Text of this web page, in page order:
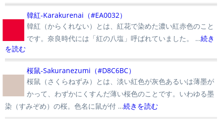
■韓紅-Karakurenai（#EA0032）
韓紅（からくれない）とは、紅花で染めた濃い紅赤色のこと
です。奈良時代には「紅の八塩」呼ばれていました。 …続き
を読む
■桜鼠-Sakuranezumi（#D8C6BC）
桜鼠（さくらねずみ）とは、淡い紅色が灰色あるいは薄墨が
かって、わずかにくすんだ薄い桜色のことです。いわゆる墨
染（すみぞめ）の桜。色名に鼠が付 …続きを読む